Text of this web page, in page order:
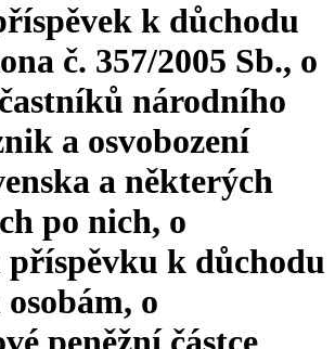
k důchodu
č. 357/2005 Sb., o
národního
a osvobození
a některých
po nich, o
k důchodu
o